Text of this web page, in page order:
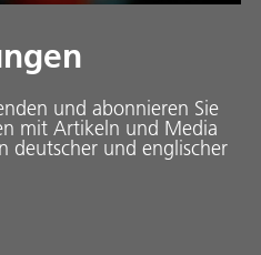
und abonnieren Sie
mit Artikeln und Media
deutscher und englischer